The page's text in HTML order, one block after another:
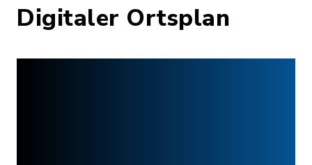
Digitaler Ortsplan